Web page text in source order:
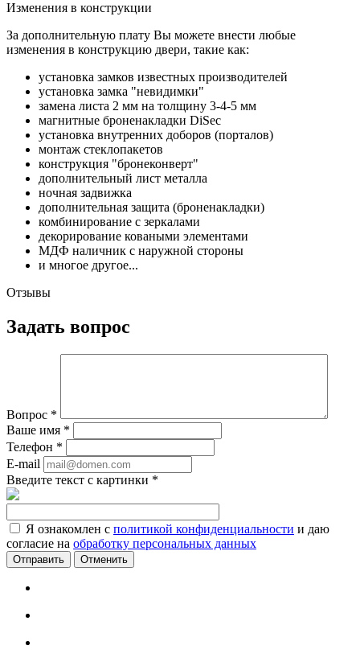
Изменения в конструкции
За дополнительную плату Вы можете внести любые
изменения в конструкцию двери, такие как:
установка замков известных производителей
установка замка "невидимки"
замена листа 2 мм на толщину 3-4-5 мм
магнитные броненакладки DiSec
установка внутренних доборов (порталов)
монтаж стеклопакетов
конструкция "бронеконверт"
дополнительный лист металла
ночная задвижка
дополнительная защита (броненакладки)
комбинирование с зеркалами
декорирование коваными элементами
МДФ наличник с наружной стороны
и многое другое...
Отзывы
Задать вопрос
Вопрос *
Ваше имя *
Телефон *
E-mail
Введите текст с картинки *
Я ознакомлен с политикой конфиденциальности и даю
согласие на обработку персональных данных
Отменить